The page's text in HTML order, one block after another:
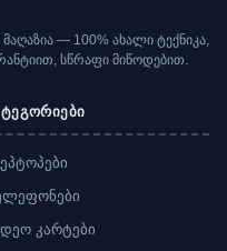
— 100% ახალი ტექნიკა,
სწრაფი მიწოდებით.
კარტები